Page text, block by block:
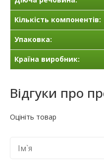
Кількість компонентів:
Упаковка:
Країна виробник:
Відгуки про
Оцініть товар